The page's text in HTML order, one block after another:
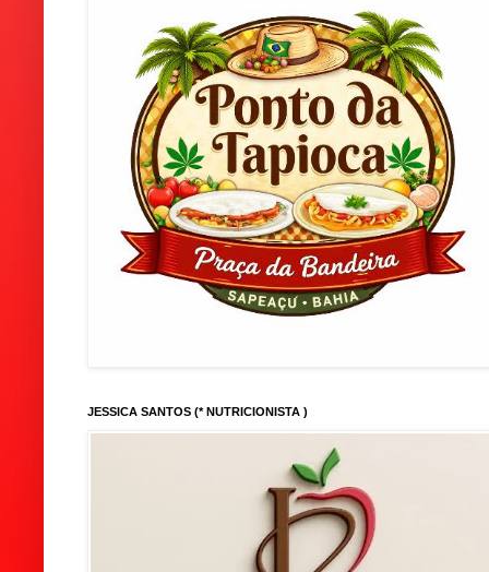
JESSICA SANTOS (* NUTRICIONISTA )